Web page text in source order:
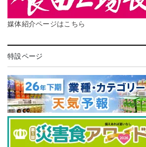
媒体紹介ページはこちら
特設ページ